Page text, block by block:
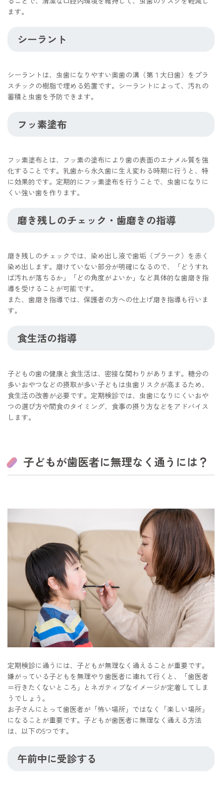
ます。
シーラント
シーラントは、虫歯になりやすい奥歯の溝（第１大臼歯）をプラ
スチックの樹脂で埋める処置です。シーラントによって、汚れの
蓄積と虫歯を予防できます。
フッ素塗布
フッ素塗布とは、フッ素の塗布により歯の表面のエナメル質を強
化することです。乳歯から永久歯に生え変わる時期に行うと、特
に効果的です。定期的にフッ素塗布を行うことで、虫歯になりに
くい強い歯を作ります。
磨き残しのチェック・歯磨きの指導
磨き残しのチェックでは、染め出し液で歯垢（プラーク）を赤く
染め出します。磨けていない部分が明確になるので、「どうすれ
ば汚れが落ちるか」「どの角度がよいか」など具体的な歯磨き指
導を受けることが可能です。
また、歯磨き指導では、保護者の方への仕上げ磨き指導も行いま
す。
食生活の指導
子どもの歯の健康と食生活は、密接な関わりがあります。糖分の
多いおやつなどの摂取が多い子どもは虫歯リスクが高まるため、
食生活の改善が必要です。定期検診では、虫歯になりにくいおや
つの選び方や間食のタイミング、食事の摂り方などをアドバイス
します。
子どもが歯医者に無理なく通うには？
定期検診に通うには、子どもが無理なく通えることが重要です。
嫌がっている子どもを無理やり歯医者に連れて行くと、「歯医者
＝行きたくないところ」とネガティブなイメージが定着してしま
うでしょう。
お子さんにとって歯医者が「怖い場所」ではなく「楽しい場所」
になることが重要です。子どもが歯医者に無理なく通える方法
は、以下の5つです。
午前中に受診する